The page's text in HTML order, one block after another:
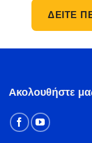
ΔΕΊΤΕ
Ακολουθήστε